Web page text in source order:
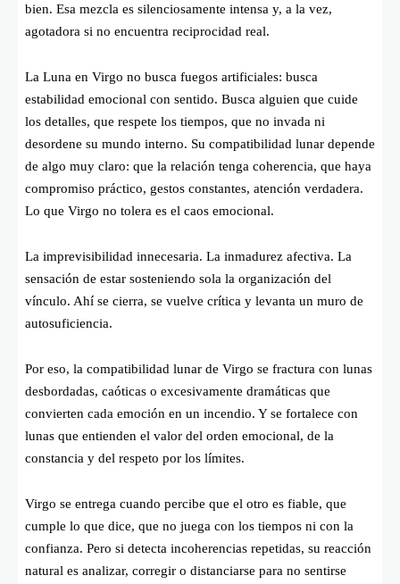
bien. Esa mezcla es silenciosamente intensa y, a la vez,
agotadora si no encuentra reciprocidad real.
La Luna en Virgo no busca fuegos artificiales: busca
estabilidad emocional con sentido. Busca alguien que cuide
los detalles, que respete los tiempos, que no invada ni
desordene su mundo interno. Su compatibilidad lunar depende
de algo muy claro: que la relación tenga coherencia, que haya
compromiso práctico, gestos constantes, atención verdadera.
Lo que Virgo no tolera es el caos emocional.
La imprevisibilidad innecesaria. La inmadurez afectiva. La
sensación de estar sosteniendo sola la organización del
vínculo. Ahí se cierra, se vuelve crítica y levanta un muro de
autosuficiencia.
Por eso, la compatibilidad lunar de Virgo se fractura con lunas
desbordadas, caóticas o excesivamente dramáticas que
convierten cada emoción en un incendio. Y se fortalece con
lunas que entienden el valor del orden emocional, de la
constancia y del respeto por los límites.
Virgo se entrega cuando percibe que el otro es fiable, que
cumple lo que dice, que no juega con los tiempos ni con la
confianza. Pero si detecta incoherencias repetidas, su reacción
natural es analizar, corregir o distanciarse para no sentirse